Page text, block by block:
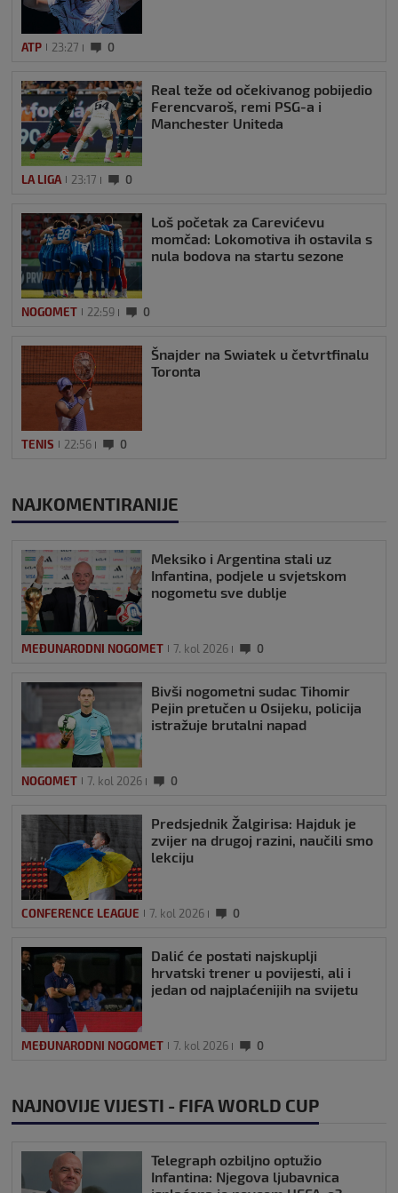
ATP 23:27 0
Real teže od očekivanog pobijedio
Ferencvaroš, remi PSG-a i
Manchester Uniteda
LA LIGA 23:17 0
Loš početak za Carevićevu
momčad: Lokomotiva ih ostavila s
nula bodova na startu sezone
NOGOMET 22:59 0
Šnajder na Swiatek u četvrtfinalu
Toronta
TENIS 22:56 0
NAJKOMENTIRANIJE
Meksiko i Argentina stali uz
Infantina, podjele u svjetskom
nogometu sve dublje
MEĐUNARODNI NOGOMET 7. kol 2026 0
Bivši nogometni sudac Tihomir
Pejin pretučen u Osijeku, policija
istražuje brutalni napad
NOGOMET 7. kol 2026 0
Predsjednik Žalgirisa: Hajduk je
zvijer na drugoj razini, naučili smo
lekciju
CONFERENCE LEAGUE 7. kol 2026 0
Dalić će postati najskuplji
hrvatski trener u povijesti, ali i
jedan od najplaćenijih na svijetu
MEĐUNARODNI NOGOMET 7. kol 2026 0
NAJNOVIJE VIJESTI - FIFA WORLD CUP
Telegraph ozbiljno optužio
Infantina: Njegova ljubavnica